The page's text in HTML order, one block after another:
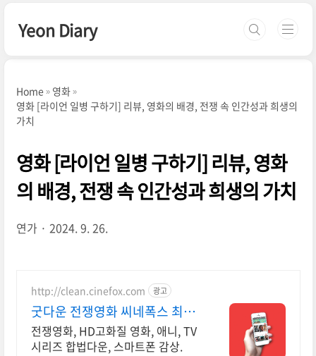
Yeon Diary
Home
영화
영화 [라이언 일병 구하기] 리뷰, 영화의 배경, 전쟁 속 인간성과 희생의
가치
영화 [라이언 일병 구하기] 리뷰, 영화
의 배경, 전쟁 속 인간성과 희생의 가치
연가 2024. 9. 26.
http://clean.cinefox.com 광고
굿다운 전쟁영화 씨네폭스 최대
3만원+10%추가적립
전쟁영화, HD고화질 영화, 애니, TV
시리즈 합법다운, 스마트폰 감상.